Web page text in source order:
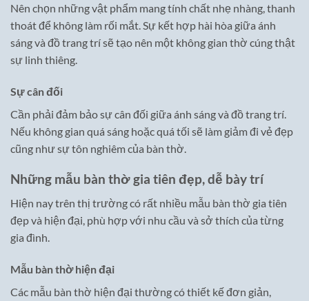
Nên chọn những vật phẩm mang tính chất nhẹ nhàng, thanh
thoát để không làm rối mắt. Sự kết hợp hài hòa giữa ánh
sáng và đồ trang trí sẽ tạo nên một không gian thờ cúng thật
sự linh thiêng.
Sự cân đối
Cần phải đảm bảo sự cân đối giữa ánh sáng và đồ trang trí.
Nếu không gian quá sáng hoặc quá tối sẽ làm giảm đi vẻ đẹp
cũng như sự tôn nghiêm của bàn thờ.
Những mẫu bàn thờ gia tiên đẹp, dễ bày trí
Hiện nay trên thị trường có rất nhiều mẫu bàn thờ gia tiên
đẹp và hiện đại, phù hợp với nhu cầu và sở thích của từng
gia đình.
Mẫu bàn thờ hiện đại
Các mẫu bàn thờ hiện đại thường có thiết kế đơn giản,